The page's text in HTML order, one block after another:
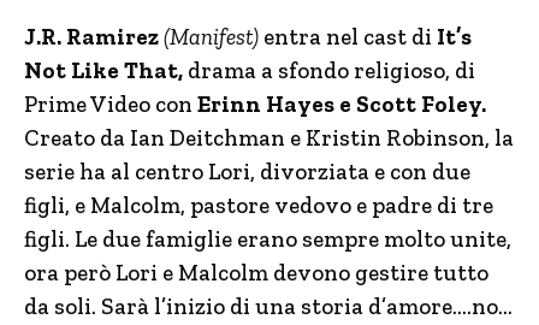
J.R. Ramirez(Manifest) entra nel cast di It’s
Not Like That, drama a sfondo religioso, di
Prime Video con Erinn Hayes e Scott Foley.
Creato da Ian Deitchman e Kristin Robinson, la
serie ha al centro Lori, divorziata e con due
figli, e Malcolm, pastore vedovo e padre di tre
figli. Le due famiglie erano sempre molto unite,
ora però Lori e Malcolm devono gestire tutto
da soli. Sarà l’inizio di una storia d’amore….no…